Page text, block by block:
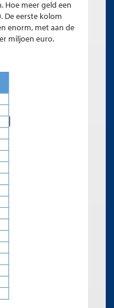
Hoe meer geld een
De eerste kolom
enorm, met aan de
miljoen euro.